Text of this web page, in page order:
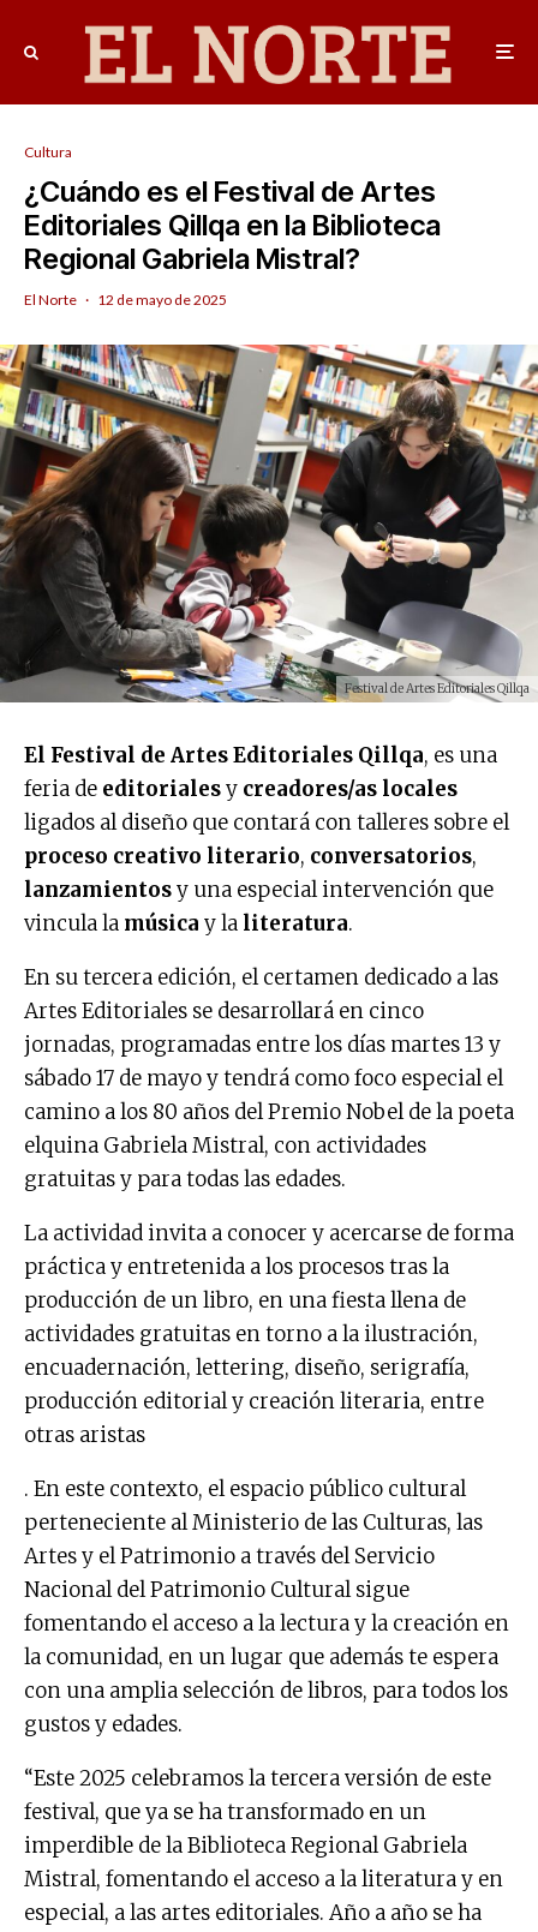
Cultura
¿Cuándo es el Festival de Artes
Editoriales Qillqa en la Biblioteca
Regional Gabriela Mistral?
El Norte · 12 de mayo de 2025
Festival de Artes Editoriales Qillqa
El Festival de Artes Editoriales Qillqa, es una
feria de editorialesy creadores/as locales
ligados al diseño que contará con talleres sobre el
proceso creativo literario, conversatorios,
lanzamientosy una especial intervención que
vincula la música y la literatura.
En su tercera edición, el certamen dedicado a las
Artes Editoriales se desarrollará en cinco
jornadas, programadas entre los días martes 13 y
sábado 17 de mayo y tendrá como foco especial el
camino a los 80 años del Premio Nobel de la poeta
elquina Gabriela Mistral, con actividades
gratuitas y para todas las edades.
La actividad invita a conocer y acercarse de forma
práctica y entretenida a los procesos tras la
producción de un libro, en una fiesta llena de
actividades gratuitas en torno a la ilustración,
encuadernación, lettering, diseño, serigrafía,
producción editorial y creación literaria, entre
otras aristas
. En este contexto, el espacio público cultural
perteneciente al Ministerio de las Culturas, las
Artes y el Patrimonio a través del Servicio
Nacional del Patrimonio Cultural sigue
fomentando el acceso a la lectura y la creación en
la comunidad, en un lugar que además te espera
con una amplia selección de libros, para todos los
gustos y edades.
“Este 2025 celebramos la tercera versión de este
festival, que ya se ha transformado en un
imperdible de la Biblioteca Regional Gabriela
Mistral, fomentando el acceso a la literatura y en
especial, a las artes editoriales. Año a año se ha